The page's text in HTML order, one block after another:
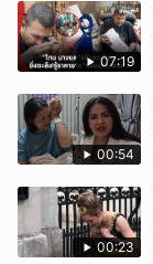
07:19
00:54
00:23